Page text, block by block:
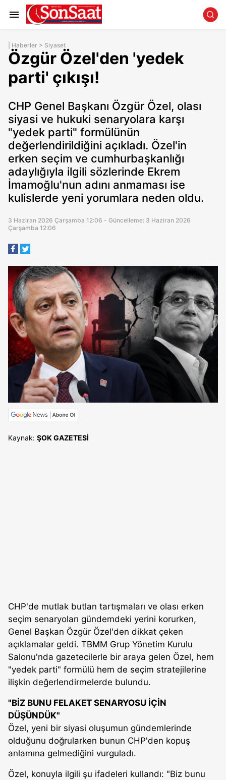
Haberler > Siyaset
Özgür Özel'den 'yedek
parti' çıkışı!
CHP Genel Başkanı Özgür Özel, olası
siyasi ve hukuki senaryolara karşı
"yedek parti" formülünün
değerlendirildiğini açıkladı. Özel'in
erken seçim ve cumhurbaşkanlığı
adaylığıyla ilgili sözlerinde Ekrem
İmamoğlu'nun adını anmaması ise
kulislerde yeni yorumlara neden oldu.
3 Haziran 2026 Çarşamba 12:06 - Güncelleme: 3 Haziran 2026
Çarşamba 12:06
Kaynak: ŞOK GAZETESİ
CHP'de mutlak butlan tartışmaları ve olası erken
seçim senaryoları gündemdeki yerini korurken,
Genel Başkan Özgür Özel'den dikkat çeken
açıklamalar geldi. TBMM Grup Yönetim Kurulu
Salonu'nda gazetecilerle bir araya gelen Özel, hem
"yedek parti" formülü hem de seçim stratejilerine
ilişkin değerlendirmelerde bulundu.
"BİZ BUNU FELAKET SENARYOSU İÇİN
DÜŞÜNDÜK"
Özel, yeni bir siyasi oluşumun gündemlerinde
olduğunu doğrularken bunun CHP'den kopuş
anlamına gelmediğini vurguladı.
Özel, konuyla ilgili şu ifadeleri kullandı: "Biz bunu